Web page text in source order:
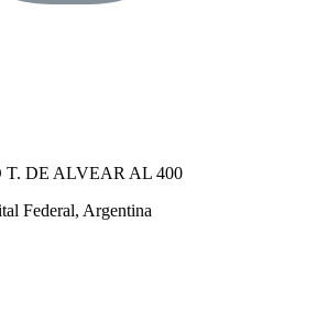
T. DE ALVEAR AL 400
Federal, Argentina